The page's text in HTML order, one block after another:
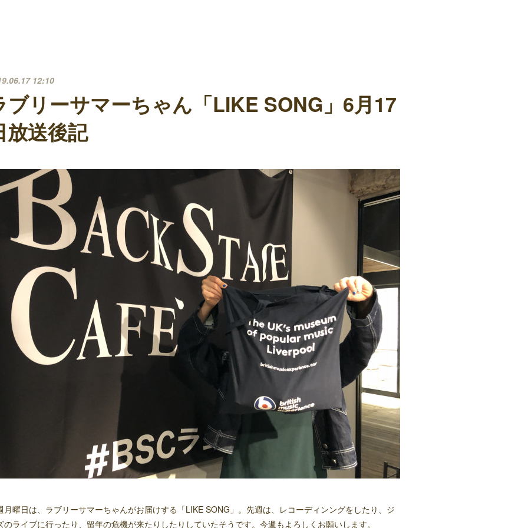
12:10
ブリーサマーちゃん「LIKE SONG」6月17
放送後記
月曜日は、ラブリーサマーちゃんがお届けする「LIKE SONG」。先週は、レコーディンングをしたり、ジ
のライブに行ったり、留年の危機が来たりしたりしていたそうです。今週もよろしくお願いします。